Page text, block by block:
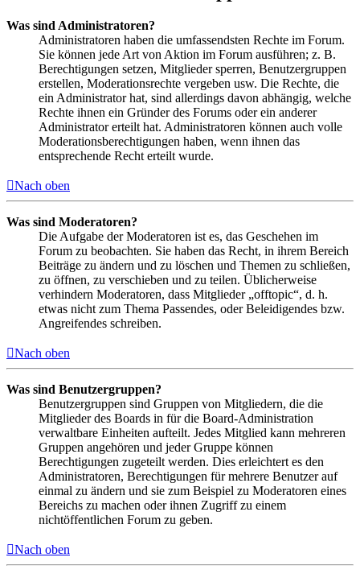
Was sind Administratoren?
Administratoren haben die umfassendsten Rechte im Forum.
Sie können jede Art von Aktion im Forum ausführen; z. B.
Berechtigungen setzen, Mitglieder sperren, Benutzergruppen
erstellen, Moderationsrechte vergeben usw. Die Rechte, die
ein Administrator hat, sind allerdings davon abhängig, welche
Rechte ihnen ein Gründer des Forums oder ein anderer
Administrator erteilt hat. Administratoren können auch volle
Moderationsberechtigungen haben, wenn ihnen das
entsprechende Recht erteilt wurde.
Nach oben
Was sind Moderatoren?
Die Aufgabe der Moderatoren ist es, das Geschehen im
Forum zu beobachten. Sie haben das Recht, in ihrem Bereich
Beiträge zu ändern und zu löschen und Themen zu schließen,
zu öffnen, zu verschieben und zu teilen. Üblicherweise
verhindern Moderatoren, dass Mitglieder „offtopic“, d. h.
etwas nicht zum Thema Passendes, oder Beleidigendes bzw.
Angreifendes schreiben.
Nach oben
Was sind Benutzergruppen?
Benutzergruppen sind Gruppen von Mitgliedern, die die
Mitglieder des Boards in für die Board-Administration
verwaltbare Einheiten aufteilt. Jedes Mitglied kann mehreren
Gruppen angehören und jeder Gruppe können
Berechtigungen zugeteilt werden. Dies erleichtert es den
Administratoren, Berechtigungen für mehrere Benutzer auf
einmal zu ändern und sie zum Beispiel zu Moderatoren eines
Bereichs zu machen oder ihnen Zugriff zu einem
nichtöffentlichen Forum zu geben.
Nach oben